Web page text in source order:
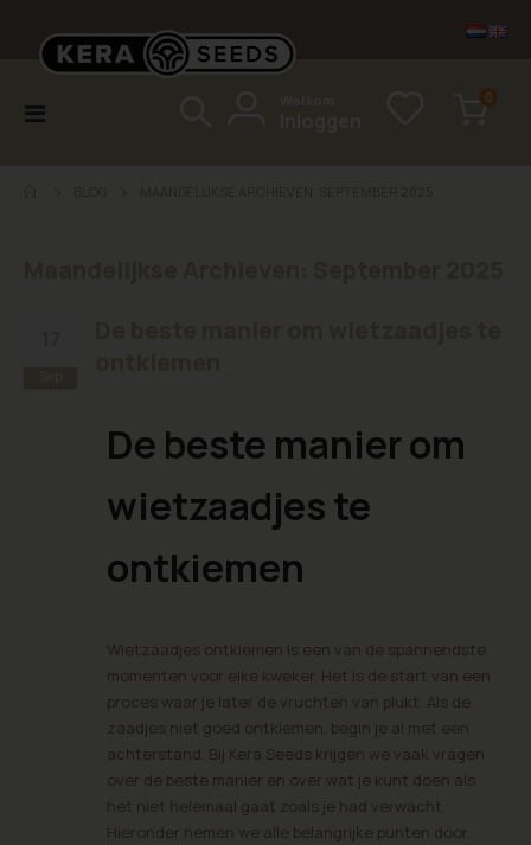
Toggle
0items
De beste manier om
wietzaadjes te
ontkiemen
Wietzaadjes ontkiemen is een van de spannendste
momenten voor elke kweker. Het is de start van een
proces waar je later de vruchten van plukt. Als de
zaadjes niet goed ontkiemen, begin je al met een
achterstand. Bij Kera Seeds krijgen we vaak vragen
over de beste manier en over wat je kunt doen als
het niet helemaal gaat zoals je had verwacht.
Hieronder nemen we alle belangrijke punten door.